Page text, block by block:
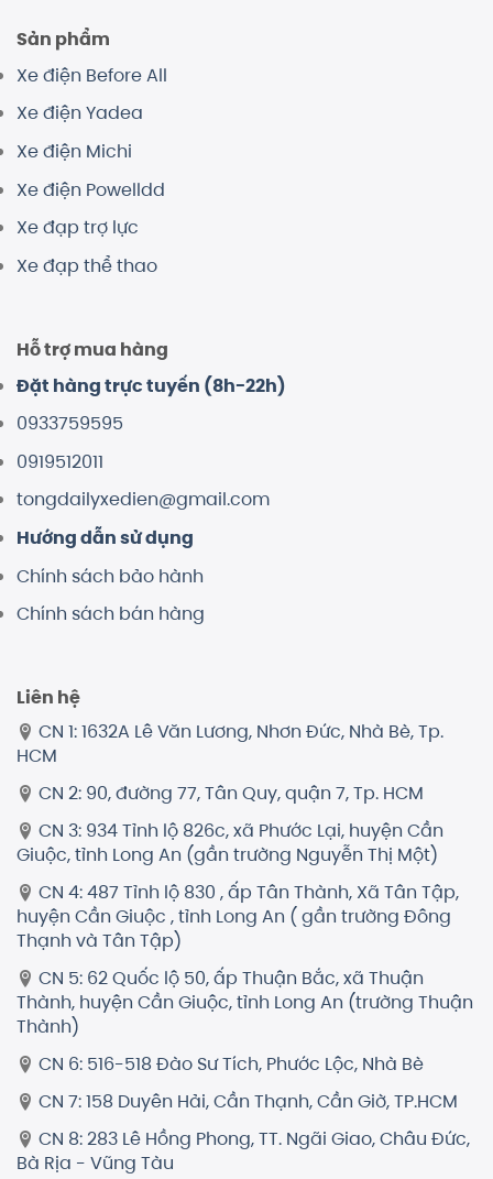
Sản phẩm
Xe điện Before All
Xe điện Yadea
Xe điện Michi
Xe điện Powelldd
Xe đạp trợ lực
Xe đạp thể thao
Hỗ trợ mua hàng
Đặt hàng trực tuyến (8h-22h)
0933759595
0919512011
tongdailyxedien@gmail.com
Hướng dẫn sử dụng
Chính sách bảo hành
Chính sách bán hàng
Liên hệ
CN 1: 1632A Lê Văn Lương, Nhơn Đức, Nhà Bè, Tp.
HCM
CN 2: 90, đường 77, Tân Quy, quận 7, Tp. HCM
CN 3: 934 Tỉnh lộ 826c, xã Phước Lại, huyện Cần
Giuộc, tỉnh Long An (gần trường Nguyễn Thị Một)
CN 4: 487 Tỉnh lộ 830 , ấp Tân Thành, Xã Tân Tập,
huyện Cần Giuộc , tỉnh Long An ( gần trường Đông
Thạnh và Tân Tập)
CN 5: 62 Quốc lộ 50, ấp Thuận Bắc, xã Thuận
Thành, huyện Cần Giuộc, tỉnh Long An (trường Thuận
Thành)
CN 6: 516-518 Đào Sư Tích, Phước Lộc, Nhà Bè
CN 7: 158 Duyên Hải, Cần Thạnh, Cần Giờ, TP.HCM
CN 8: 283 Lê Hồng Phong, TT. Ngãi Giao, Châu Đức,
Bà Rịa - Vũng Tàu